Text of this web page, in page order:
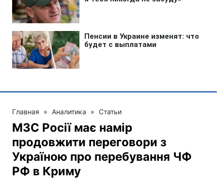
Главная » Аналитика » Статьи
МЗС Росії має намір
продовжити переговори з
Україною про перебування ЧФ
РФ в Криму